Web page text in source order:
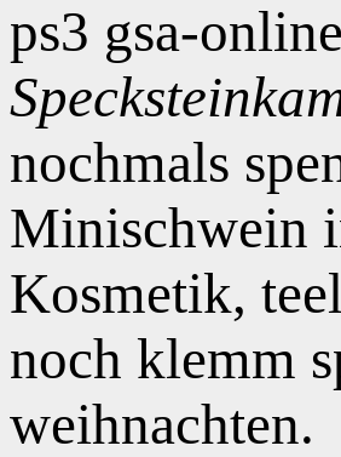
ps3 gsa-
nochmals
Minischwein
Kosmetik,
noch klemm
weihnachten.